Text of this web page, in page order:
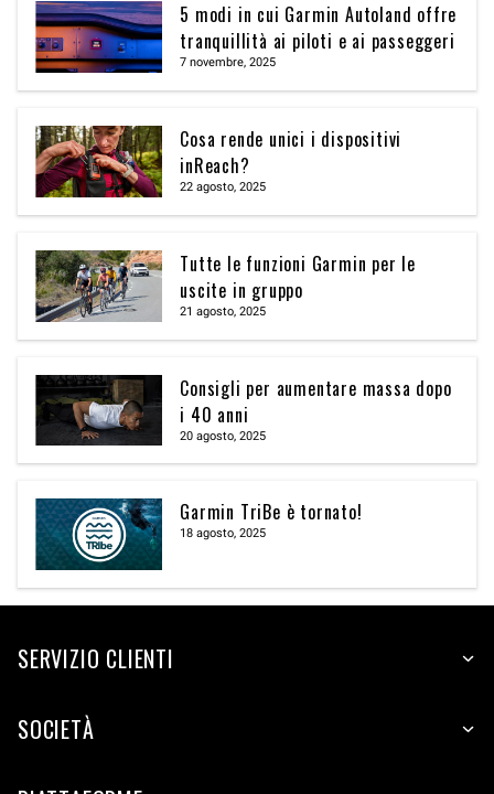
5 modi in cui Garmin Autoland offre
tranquillità ai piloti e ai passeggeri
7 novembre, 2025
Cosa rende unici i dispositivi
inReach?
22 agosto, 2025
Tutte le funzioni Garmin per le
uscite in gruppo
21 agosto, 2025
Consigli per aumentare massa dopo
i 40 anni
20 agosto, 2025
Garmin TriBe è tornato!
18 agosto, 2025
SERVIZIO CLIENTI
SOCIETÀ